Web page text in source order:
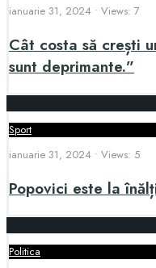
ianuarie 31, 2024 • Views: 7
Cât costa să crești
sunt deprimante.”
Sport
ianuarie 31, 2024 • Views: 5
Popovici este la
Politica